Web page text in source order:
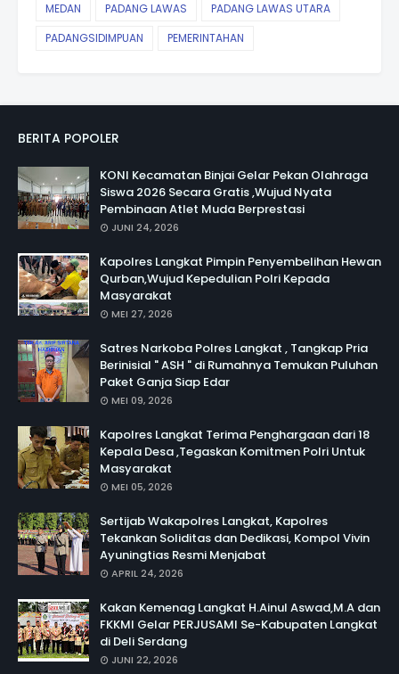
MEDAN
PADANG LAWAS
PADANG LAWAS UTARA
PADANGSIDIMPUAN
PEMERINTAHAN
BERITA POPOLER
KONI Kecamatan Binjai Gelar Pekan Olahraga
Siswa 2026 Secara Gratis ,Wujud Nyata
Pembinaan Atlet Muda Berprestasi
JUNI 24, 2026
Kapolres Langkat Pimpin Penyembelihan Hewan
Qurban,Wujud Kepedulian Polri Kepada
Masyarakat
MEI 27, 2026
Satres Narkoba Polres Langkat , Tangkap Pria
Berinisial " ASH " di Rumahnya Temukan Puluhan
Paket Ganja Siap Edar
MEI 09, 2026
Kapolres Langkat Terima Penghargaan dari 18
Kepala Desa ,Tegaskan Komitmen Polri Untuk
Masyarakat
MEI 05, 2026
Sertijab Wakapolres Langkat, Kapolres
Tekankan Soliditas dan Dedikasi, Kompol Vivin
Ayuningtias Resmi Menjabat
APRIL 24, 2026
Kakan Kemenag Langkat H.Ainul Aswad,M.A dan
FKKMI Gelar PERJUSAMI Se-Kabupaten Langkat
di Deli Serdang
JUNI 22, 2026